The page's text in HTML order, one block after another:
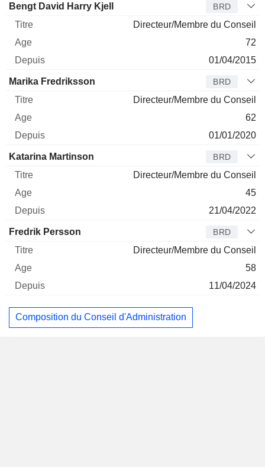
Bengt David Harry Kjell BRD
Directeur/Membre du Conseil
72
01/04/2015
Marika Fredriksson BRD
Directeur/Membre du Conseil
62
01/01/2020
Katarina Martinson BRD
Directeur/Membre du Conseil
45
21/04/2022
Fredrik Persson BRD
Directeur/Membre du Conseil
58
11/04/2024
Composition du Conseil d'Administration